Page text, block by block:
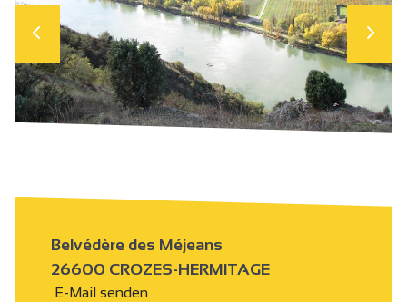
Belvédère des Méjeans
26600 CROZES-HERMITAGE
E-Mail senden